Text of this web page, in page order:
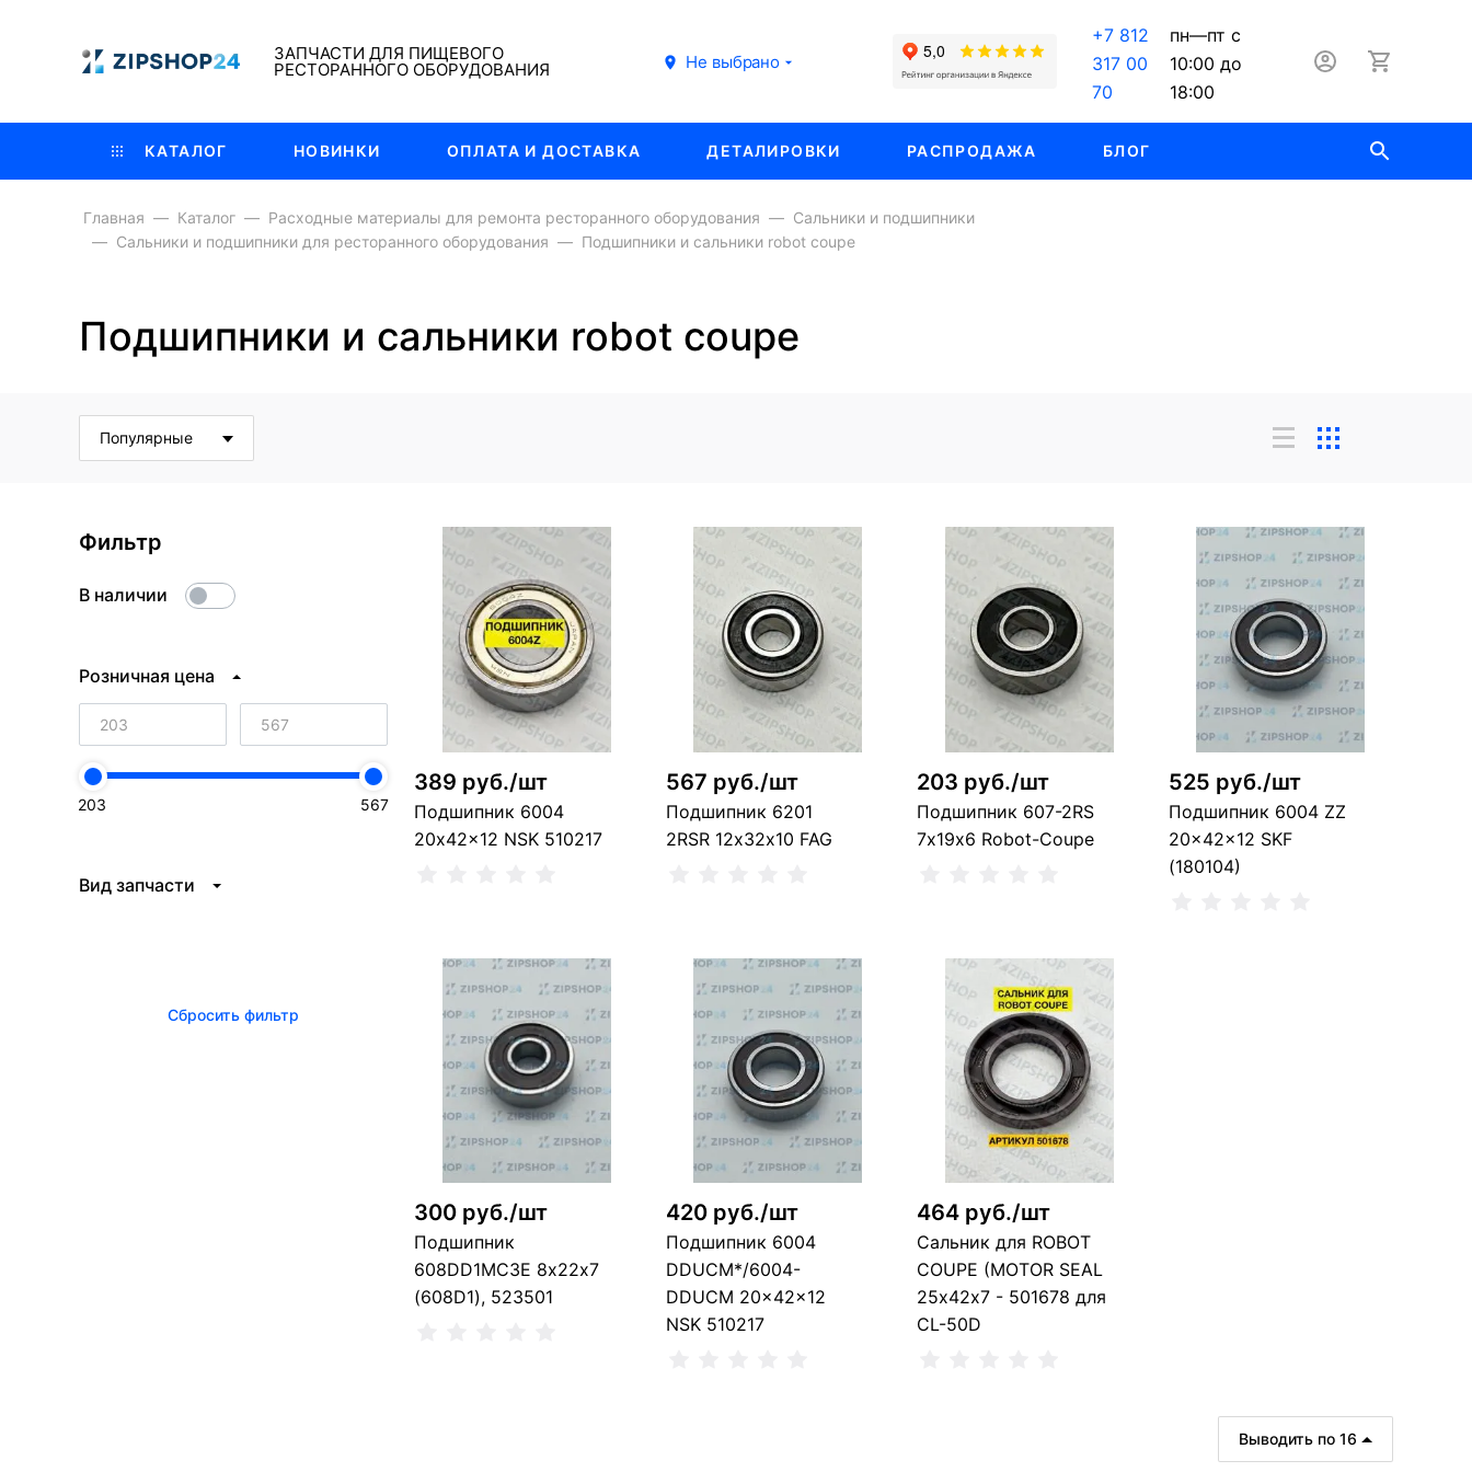
ЗАПЧАСТИ ДЛЯ ПИЩЕВОГО
РЕСТОРАННОГО ОБОРУДОВАНИЯ Не выбрано
+7 812
317 00
70
пн—пт с
10:00 до
18:00
КАТАЛОГ НОВИНКИ ОПЛАТА И ДОСТАВКА ДЕТАЛИРОВКИ РАСПРОДАЖА БЛОГ
Главная Каталог Расходные материалы для ремонта ресторанного оборудования
Сальники и подшипники
Сальники и подшипники для ресторанного оборудования
Подшипники и сальники robot coupe
Подшипники и сальники robot coupe
Популярные
389 руб./шт
Подшипник 6004
20x42x12 NSK 510217
В корзину
3 шт
567 руб./шт
Подшипник 6201
2RSR 12х32х10 FAG
В корзину
5 шт
203 руб./шт
Подшипник 607-2RS
7х19х6 Robot-Coupe
В корзину
9 шт
525 руб./шт
Подшипник 6004 ZZ
20x42x12 SKF
(180104)
300 руб./шт
Подшипник
608DD1MC3E 8х22х7
(608D1), 523501
420 руб./шт
Подшипник 6004
DDUCM*/6004-
DDUCM 20x42x12
NSK 510217
464 руб./шт
Сальник для ROBOT
COUPE (MOTOR SEAL
25х42х7 - 501678 для
CL-50D
Выводить по 16
Фильтр
В наличии
Розничная цена
203 567
Вид запчасти
Сбросить фильтр